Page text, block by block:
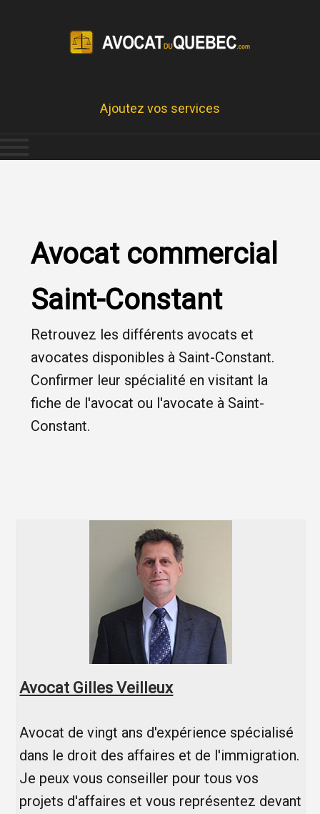
Ajoutez vos services
Avocat commercial
Saint-Constant
Retrouvez les différents avocats et
avocates disponibles à Saint-Constant.
Confirmer leur spécialité en visitant la
fiche de l'avocat ou l'avocate à Saint-
Constant.
Avocat Gilles Veilleux
Avocat de vingt ans d'expérience spécialisé
dans le droit des affaires et de l'immigration.
Je peux vous conseiller pour tous vos
projets d'affaires et vous représentez devant